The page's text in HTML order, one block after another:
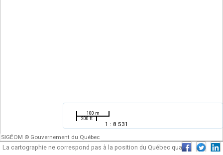
100 m
200 ft
1 : 8 531
SIGÉOM © Gouvernement du Québec
La cartographie ne correspond pas à la position du Québec quant au tracé de